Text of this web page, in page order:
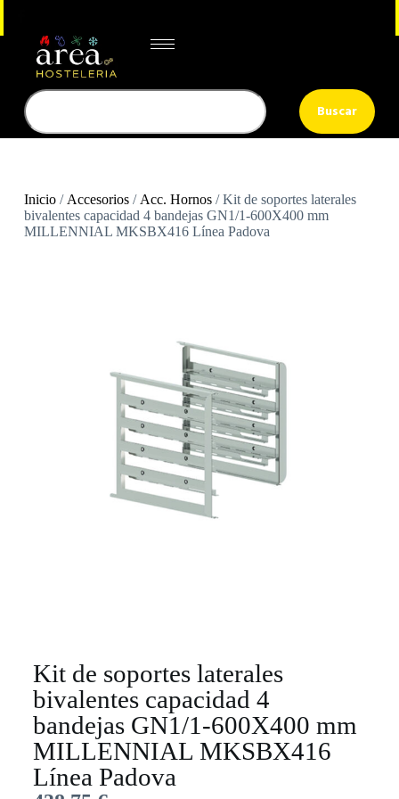
Buscar
Inicio/ Accesorios/ Acc. Hornos/ Kit de soportes laterales
bivalentes capacidad 4 bandejas GN1/1-600X400 mm
MILLENNIAL MKSBX416 Línea Padova
Kit de soportes laterales
bivalentes capacidad 4
bandejas GN1/1-600X400 mm
MILLENNIAL MKSBX416
Línea Padova